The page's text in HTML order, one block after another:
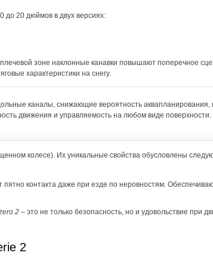
до 20 дюймов в двух версиях:
зоне наклонные канавки повышают поперечное
характеристики на снегу.
каналы, снижающие вероятность аквапланирования,
движения и управляемость на любом виде поверхности.
колесе). Их уникальные свойства обусловлены
контакта даже при езде по неровностям.
2 – это не только безопасность, но и удовольствие при
2